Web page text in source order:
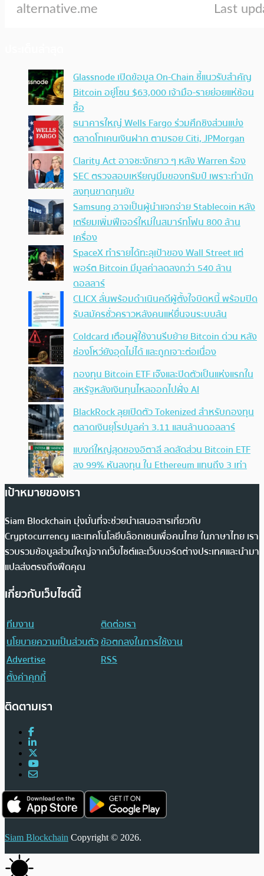
Glassnode เปิดข้อมูล On-Chain ชี้แนวรับสำคัญ
Bitcoin อยู่โซน $63,000 เจ้ามือ-รายย่อยแห่ช้อน
ซื้อ
ธนาคารใหญ่ Wells Fargo ร่วมศึกชิงส่วนแบ่ง
ตลาดโทเคนเงินฝาก ตามรอย Citi, JPMorgan
Clarity Act อาจชะงักยาว ๆ หลัง Warren ร้อง
SEC ตรวจสอบเหรียญมีมของทรัมป์ เพราะทำนัก
ลงทุนขาดทุนยับ
Samsung อาจเป็นผู้นำแจกจ่าย Stablecoin หลัง
เตรียมเพิ่มฟีเจอร์ใหม่ในสมาร์ทโฟน 800 ล้าน
เครื่อง
SpaceX ทำรายได้ทะลุเป้าของ Wall Street แต่
พอร์ต Bitcoin มีมูลค่าลดลงกว่า 540 ล้าน
ดอลลาร์
CLICX ลั่นพร้อมดำเนินคดีผู้ตั้งใจบิดหนี้ พร้อมปิด
รับสมัครชั่วคราวหลังคนแห่ยื่นจนระบบล้น
Coldcard เตือนผู้ใช้งานรีบย้าย Bitcoin ด่วน หลัง
ช่องโหว่ยังอุดไม่ได้ และถูกเจาะต่อเนื่อง
กองทุน Bitcoin ETF เจ๊งและปิดตัวเป็นแห่งแรกใน
สหรัฐหลังเงินทุนไหลออกไปฝั่ง AI
BlackRock ลุยเปิดตัว Tokenized สำหรับกองทุน
ตลาดเงินยุโรปมูลค่า 3.11 แสนล้านดอลลาร์
แบงก์ใหญ่สุดของอิตาลี ลดสัดส่วน Bitcoin ETF
ลง 99% หันลงทุน ใน Ethereum แทนถึง 3 เท่า
เป้าหมายของเรา
Siam Blockchain มุ่งมั่นที่จะช่วยนำเสนอสารเกี่ยวกับ
Cryptocurrency และเทคโนโลยีบล็อกเชนเพื่อคนไทย ในภาษาไทย เรา
รวบรวมข้อมูลส่วนใหญ่จากเว็บไซต์และเว็บบอร์ดต่างประเทศและนำมา
แปลส่งตรงถึงฟีดคุณ
เกี่ยวกับเว็บไซต์นี้
ทีมงาน
ติดต่อเรา
นโยบายความเป็นส่วนตัวข้อตกลงในการใช้งาน
Advertise
RSS
ตั้งค่าคุกกี้
ติดตามเรา
Siam Blockchain Copyright © 2026.